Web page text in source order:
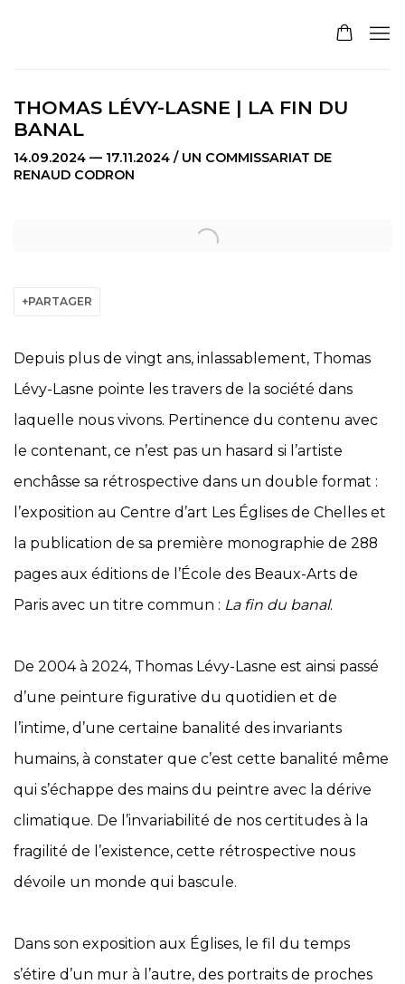
THOMAS LÉVY-LASNE | LA FIN DU
BANAL
14.09.2024 — 17.11.2024 / UN COMMISSARIAT DE
RENAUD CODRON
Open a larger version of the following image in a
PARTAGER
Depuis plus de vingt ans, inlassablement, Thomas
Lévy-Lasne pointe les travers de la société dans
laquelle nous vivons. Pertinence du contenu avec
le contenant, ce n’est pas un hasard si l’artiste
enchâsse sa rétrospective dans un double format :
l’exposition au Centre d’art Les Églises de Chelles et
la publication de sa première monographie de 288
pages aux éditions de l’École des Beaux-Arts de
Paris avec un titre commun : La fin du banal.
De 2004 à 2024, Thomas Lévy-Lasne est ainsi passé
d’une peinture figurative du quotidien et de
l’intime, d’une certaine banalité des invariants
humains, à constater que c’est cette banalité même
qui s’échappe des mains du peintre avec la dérive
climatique. De l’invariabilité de nos certitudes à la
fragilité de l’existence, cette rétrospective nous
dévoile un monde qui bascule.
Dans son exposition aux Églises, le fil du temps
s’étire d’un mur à l’autre, des portraits de proches